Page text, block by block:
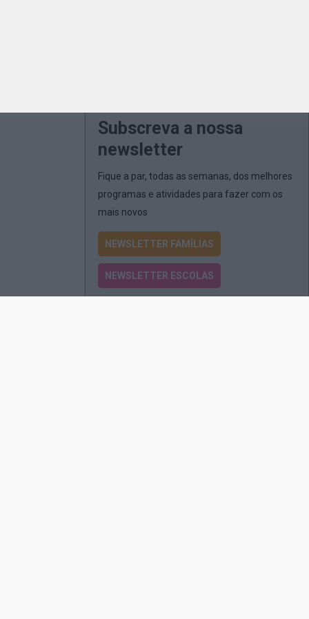
Subscreva a nossa
newsletter
Fique a par, todas as semanas, dos melhores
programas e atividades para fazer com os
mais novos
NEWSLETTER FAMÍLIAS
NEWSLETTER ESCOLAS